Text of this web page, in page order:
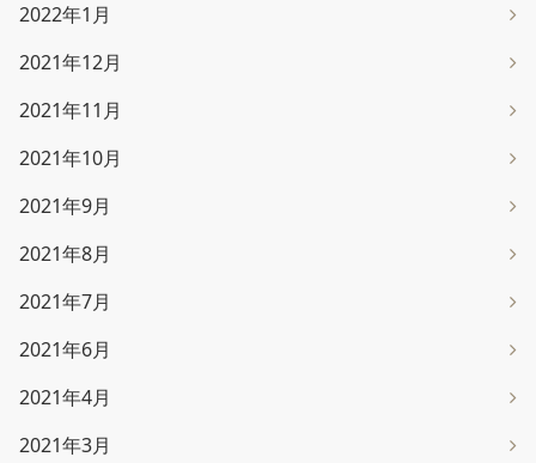
2022年1月
2021年12月
2021年11月
2021年10月
2021年9月
2021年8月
2021年7月
2021年6月
2021年4月
2021年3月